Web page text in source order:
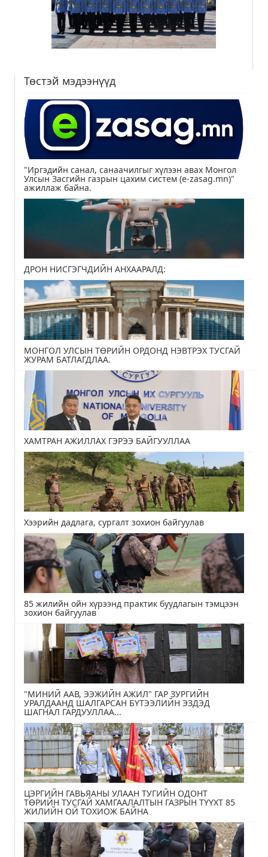
Төстэй мэдээнүүд
"Иргэдийн санал, санаачилгыг хүлээн авах Монгол
Улсын Засгийн газрын цахим систем (e-zasag.mn)"
ажиллаж байна.
ДРОН НИСГЭГЧДИЙН АНХААРАЛД:
МОНГОЛ УЛСЫН ТӨРИЙН ОРДОНД НЭВТРЭХ ТУСГАЙ
ЖУРАМ БАТЛАГДЛАА.
ХАМТРАН АЖИЛЛАХ ГЭРЭЭ БАЙГУУЛЛАА
Хээрийн дадлага, сургалт зохион байгуулав
85 жилийн ойн хүрээнд практик буудлагын тэмцээн
зохион байгуулав
"МИНИЙ ААВ, ЭЭЖИЙН АЖИЛ" ГАР ЗУРГИЙН
УРАЛДААНД ШАЛГАРСАН БҮТЭЭЛИЙН ЭЗДЭД
ШАГНАЛ ГАРДУУЛЛАА...
ЦЭРГИЙН ГАВЬЯАНЫ УЛААН ТУГИЙН ОДОНТ
ТӨРИЙН ТУСГАЙ ХАМГААЛАЛТЫН ГАЗРЫН ТҮҮХТ 85
ЖИЛИЙН ОЙ ТОХИОЖ БАЙНА